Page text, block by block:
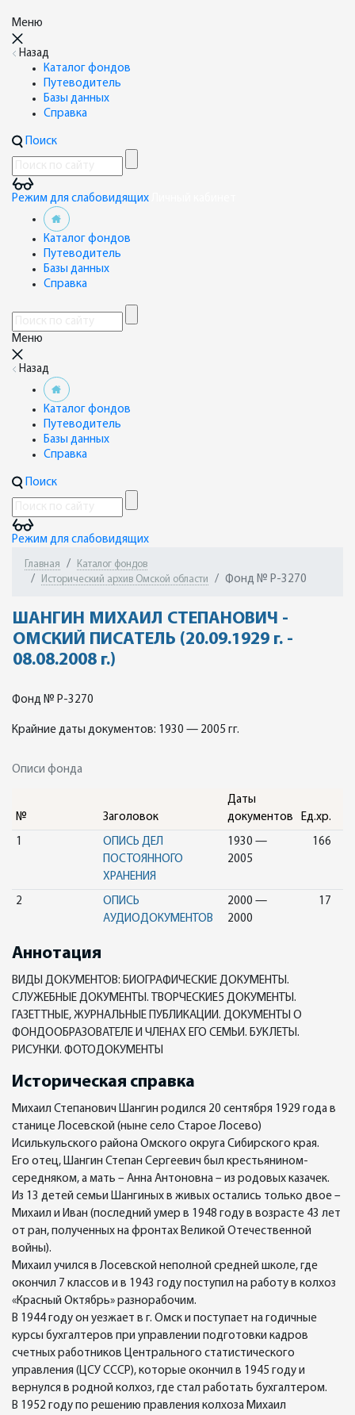
Меню
Назад
Каталог фондов
Путеводитель
Базы данных
Справка
Поиск
Режим для слабовидящих
Каталог фондов
Путеводитель
Базы данных
Справка
Меню
Назад
Каталог фондов
Путеводитель
Базы данных
Справка
Поиск
Режим для слабовидящих
Главная
Каталог фондов
Исторический архив Омской области
Фонд № Р-3270
ШАНГИН МИХАИЛ СТЕПАНОВИЧ -
ОМСКИЙ ПИСАТЕЛЬ (20.09.1929 г. -
08.08.2008 г.)
Фонд № Р-3270
Крайние даты документов: 1930 — 2005 гг.
Описи фонда
№ Заголовок
Даты
документов
Ед.хр.
1
ОПИСЬ ДЕЛ
ПОСТОЯННОГО
ХРАНЕНИЯ
1930 —
2005
166
2
ОПИСЬ
АУДИОДОКУМЕНТОВ
2000 —
2000
17
Аннотация
ВИДЫ ДОКУМЕНТОВ: БИОГРАФИЧЕСКИЕ ДОКУМЕНТЫ.
СЛУЖЕБНЫЕ ДОКУМЕНТЫ. ТВОРЧЕСКИЕ5 ДОКУМЕНТЫ.
ГАЗЕТТНЫЕ, ЖУРНАЛЬНЫЕ ПУБЛИКАЦИИ. ДОКУМЕНТЫ О
ФОНДООБРАЗОВАТЕЛЕ И ЧЛЕНАХ ЕГО СЕМЬИ. БУКЛЕТЫ.
РИСУНКИ. ФОТОДОКУМЕНТЫ
Историческая справка
Михаил Степанович Шангин родился 20 сентября 1929 года в
станице Лосевской (ныне село Старое Лосево)
Исилькульского района Омского округа Сибирского края.
Его отец, Шангин Степан Сергеевич был крестьянином-
середняком, а мать – Анна Антоновна – из родовых казачек.
Из 13 детей семьи Шангиных в живых остались только двое –
Михаил и Иван (последний умер в 1948 году в возрасте 43 лет
от ран, полученных на фронтах Великой Отечественной
войны).
Михаил учился в Лосевской неполной средней школе, где
окончил 7 классов и в 1943 году поступил на работу в колхоз
«Красный Октябрь» разнорабочим.
В 1944 году он уезжает в г. Омск и поступает на годичные
курсы бухгалтеров при управлении подготовки кадров
счетных работников Центрального статистического
управления (ЦСУ СССР), которые окончил в 1945 году и
вернулся в родной колхоз, где стал работать бухгалтером.
В 1952 году по решению правления колхоза Михаил